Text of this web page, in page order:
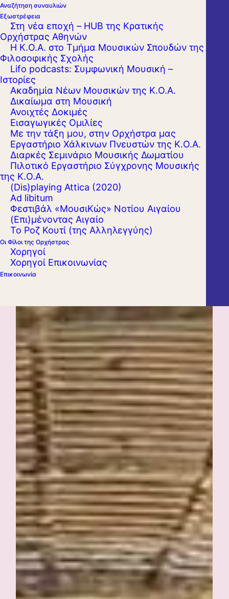
Αναζήτηση συναυλιών
Εξωστρέφεια
Στη νέα εποχή – HUB της Κρατικής
Ορχήστρας Αθηνών
Η Κ.Ο.Α. στο Τμήμα Μουσικών Σπουδών της
Φιλοσοφικής Σχολής
Lifo podcasts: Συμφωνική Μουσική –
Ιστορίες
Ακαδημία Νέων Μουσικών της Κ.Ο.Α.
Δικαίωμα στη Μουσική
Ανοιχτές Δοκιμές
Εισαγωγικές Ομιλίες
Με την τάξη μου, στην Ορχήστρα μας
Εργαστήριo Χάλκινων Πνευστών της Κ.Ο.Α.
Διαρκές Σεμινάριο Μουσικής Δωματίου
Πιλοτικό Εργαστήριο Σύγχρονης Μουσικής
της Κ.Ο.Α.
(Dis)playing Attica (2020)
Ad libitum
Φεστιβάλ «ΜουσιΚώς» Νοτίου Αιγαίου
(Επι)μένοντας Αιγαίο
Το Ροζ Κουτί (της Αλληλεγγύης)
Οι Φίλοι της Ορχήστρας
Χορηγοί
Χορηγοί Επικοινωνίας
Επικοινωνία